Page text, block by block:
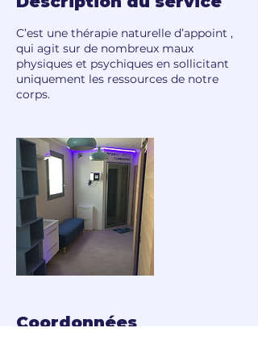
C’est une thérapie naturelle d’appoint ,
qui agit sur de nombreux maux
physiques et psychiques en sollicitant
uniquement les ressources de notre
corps.
Coordonnées